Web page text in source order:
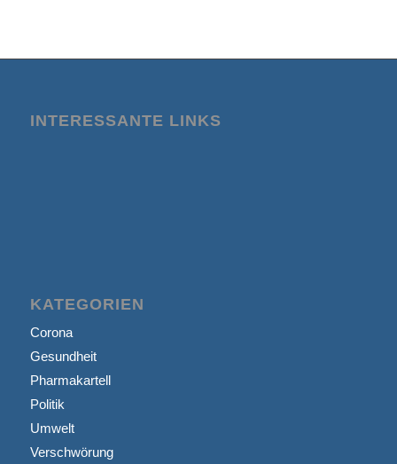
INTERESSANTE LINKS
KATEGORIEN
Corona
Gesundheit
Pharmakartell
Politik
Umwelt
Verschwörung